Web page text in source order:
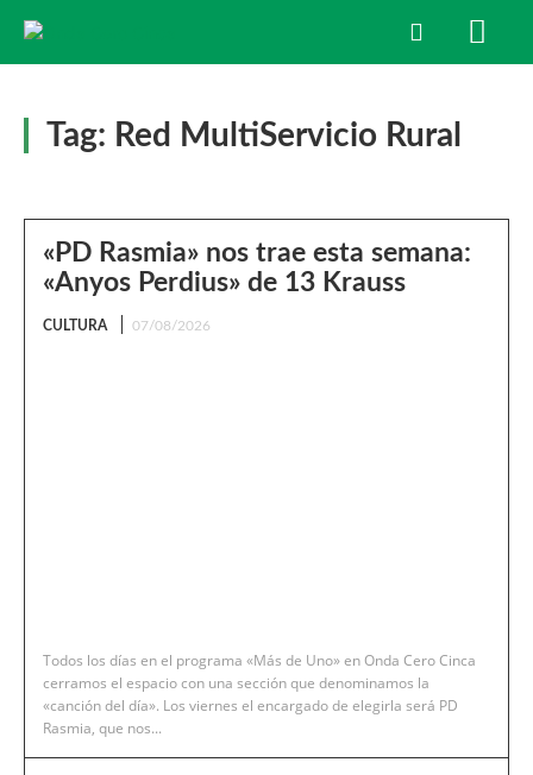
Tag: Red MultiServicio Rural
«PD Rasmia» nos trae esta semana:
«Anyos Perdius» de 13 Krauss
CULTURA 07/08/2026
Todos los días en el programa «Más de Uno» en Onda Cero Cinca
cerramos el espacio con una sección que denominamos la
«canción del día». Los viernes el encargado de elegirla será PD
Rasmia, que nos...